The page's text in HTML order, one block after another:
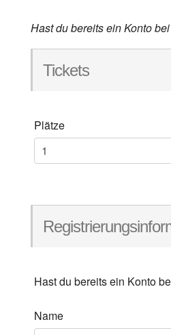
Hast du bereits ein Konto
Tickets
Plätze
Hast du bereits ein Konto
Name